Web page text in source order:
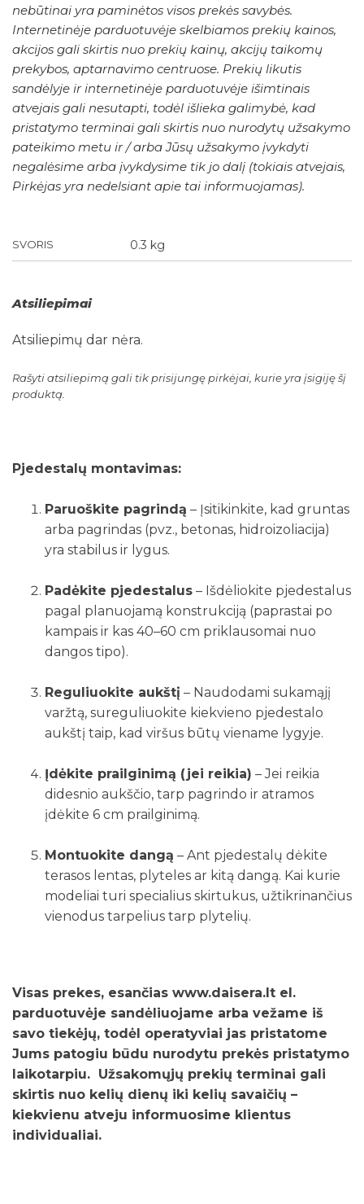
nebūtinai yra paminėtos visos prekės savybės.
Internetinėje parduotuvėje skelbiamos prekių kainos,
akcijos gali skirtis nuo prekių kainų, akcijų taikomų
prekybos, aptarnavimo centruose. Prekių likutis
sandėlyje ir internetinėje parduotuvėje išimtinais
atvejais gali nesutapti, todėl išlieka galimybė, kad
pristatymo terminai gali skirtis nuo nurodytų užsakymo
pateikimo metu ir / arba Jūsų užsakymo įvykdyti
negalėsime arba įvykdysime tik jo dalį (tokiais atvejais,
Pirkėjas yra nedelsiant apie tai informuojamas).
SVORIS 0.3 kg
Atsiliepimai
Atsiliepimų dar nėra.
Rašyti atsiliepimą gali tik prisijungę pirkėjai, kurie yra įsigiję šį
produktą.
Pjedestalų montavimas:
Paruoškite pagrindą – Įsitikinkite, kad gruntas
arba pagrindas (pvz., betonas, hidroizoliacija)
yra stabilus ir lygus.
Padėkite pjedestalus – Išdėliokite pjedestalus
pagal planuojamą konstrukciją (paprastai po
kampais ir kas 40–60 cm priklausomai nuo
dangos tipo).
Reguliuokite aukštį – Naudodami sukamąjį
varžtą, sureguliuokite kiekvieno pjedestalo
aukštį taip, kad viršus būtų viename lygyje.
Įdėkite prailginimą (jei reikia) – Jei reikia
didesnio aukščio, tarp pagrindo ir atramos
įdėkite 6 cm prailginimą.
Montuokite dangą – Ant pjedestalų dėkite
terasos lentas, plyteles ar kitą dangą. Kai kurie
modeliai turi specialius skirtukus, užtikrinančius
vienodus tarpelius tarp plytelių.
Visas prekes, esančias www.daisera.lt el.
parduotuvėje sandėliuojame arba vežame iš
savo tiekėjų, todėl operatyviai jas pristatome
Jums patogiu būdu nurodytu prekės pristatymo
laikotarpiu. Užsakomųjų prekių terminai gali
skirtis nuo kelių dienų iki kelių savaičių –
kiekvienu atveju informuosime klientus
individualiai.